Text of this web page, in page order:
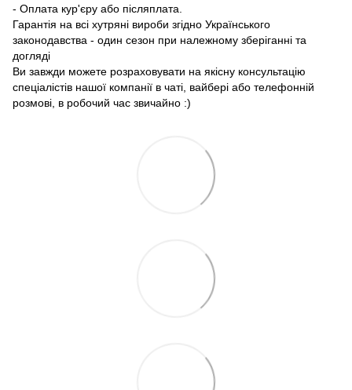
- Оплата кур'єру або післяплата.
Гарантія на всі хутряні вироби згідно Українського
законодавства - один сезон при належному зберіганні та
догляді
Ви завжди можете розраховувати на якісну консультацію
спеціалістів нашої компанії в чаті, вайбері або телефонній
розмові, в робочий час звичайно :)